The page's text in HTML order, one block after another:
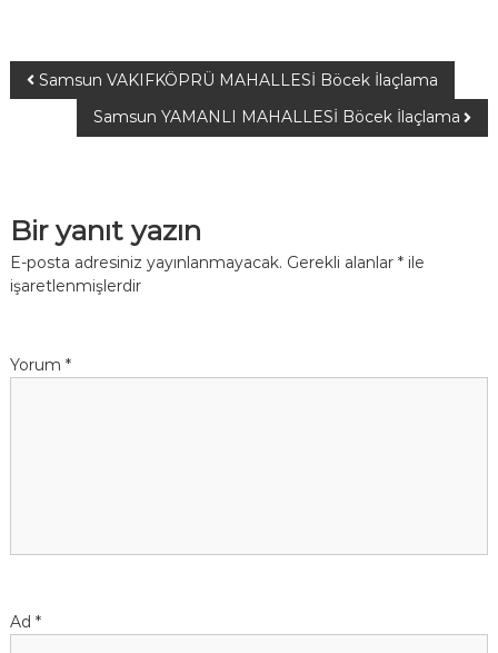
Samsun VAKIFKÖPRÜ MAHALLESİ Böcek İlaçlama
Samsun YAMANLI MAHALLESİ Böcek İlaçlama
Bir yanıt yazın
E-posta adresiniz yayınlanmayacak. Gerekli alanlar *ile
işaretlenmişlerdir
Yorum *
Ad *